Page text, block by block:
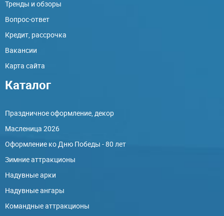
Тренды и обзоры
Вопрос-ответ
Кредит, рассрочка
Вакансии
Карта сайта
Каталог
Праздничное оформление, декор
Масленица 2026
Оформление ко Дню Победы - 80 лет
Зимние аттракционы
Надувные арки
Надувные ангары
Командные аттракционы